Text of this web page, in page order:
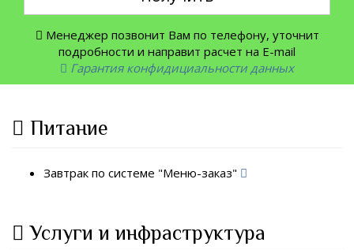
Менеджер позвонит Вам по телефону, уточнит
подробности и направит расчет на E-mail
Гарантия конфидициальности данных
Питание
Завтрак по системе "Меню-заказ"
Услуги и инфраструктура